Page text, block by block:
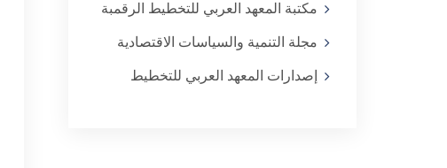
مكتبة المعهد العربي للتخطيط الرقمبة
مجلة التنمية والسياسات الاقتصادية
إصدارات المعهد العربي للتخطيط